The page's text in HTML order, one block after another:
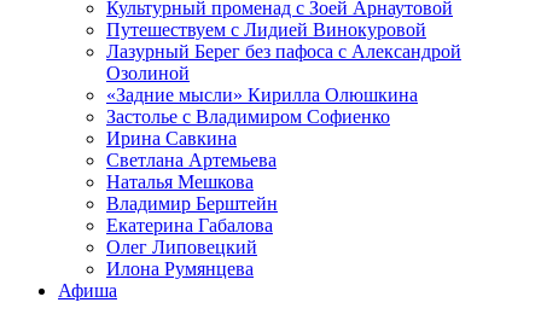
Культурный променад с Зоей Арнаутовой
Путешествуем с Лидией Винокуровой
Лазурный Берег без пафоса с Александрой
Озолиной
«Задние мысли» Кирилла Олюшкина
Застолье с Владимиром Софиенко
Ирина Савкина
Светлана Артемьева
Наталья Мешкова
Владимир Берштейн
Екатерина Габалова
Олег Липовецкий
Илона Румянцева
Афиша